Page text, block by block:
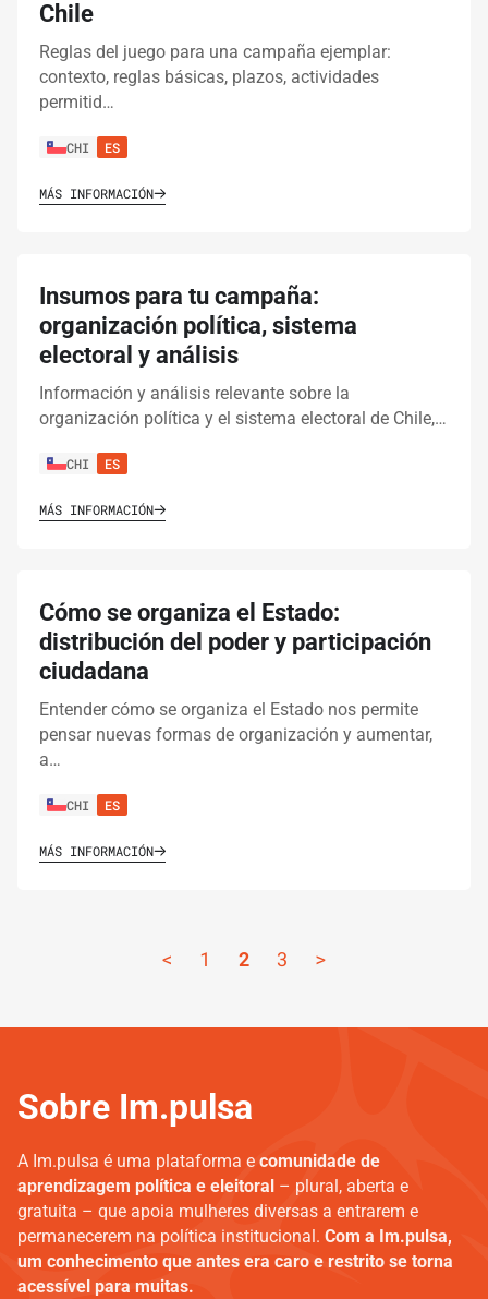
Chile
Reglas del juego para una campaña ejemplar:
contexto, reglas básicas, plazos, actividades
permitid…
CHI ES
MÁS INFORMACIÓN
Insumos para tu campaña:
organización política, sistema
electoral y análisis
Información y análisis relevante sobre la
organización política y el sistema electoral de Chile,…
CHI ES
MÁS INFORMACIÓN
Cómo se organiza el Estado:
distribución del poder y participación
ciudadana
Entender cómo se organiza el Estado nos permite
pensar nuevas formas de organización y aumentar,
a…
CHI ES
MÁS INFORMACIÓN
< 1 2 3 >
Sobre Im.pulsa
A Im.pulsa é uma plataforma e comunidade de
aprendizagem política e eleitoral – plural, aberta e
gratuita – que apoia mulheres diversas a entrarem e
permanecerem na política institucional. Com a Im.pulsa,
um conhecimento que antes era caro e restrito se torna
acessível para muitas.